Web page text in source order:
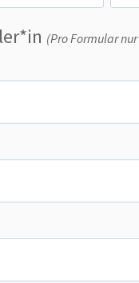
(Pro Formular